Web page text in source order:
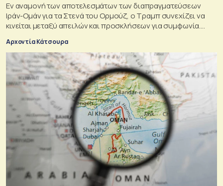
Εν αναμονή των αποτελεσμάτων των διαπραγματεύσεων
Ιράν-Ομάν για τα Στενά του Ορμούζ, ο Τραμπ συνεχίζει να
κινείται μεταξύ απειλών και προσκλήσεων για συμφωνία.
Αλλά αυτό που θέλει είναι μακριά από αυτά που συζητούν
Μουσκάτ και Τεχεράνη.
Αρχοντία Κάτσουρα